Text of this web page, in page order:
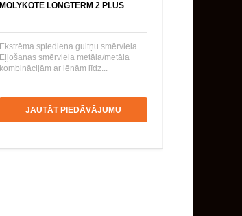
MOLYKOTE LONGTERM 2 PLUS
Ekstrēma spiediena gultņu smērviela.
Eļļošanas smērviela metāla/metāla
kombinācijām ar lēnām līdz...
JAUTĀT PIEDĀVĀJUMU